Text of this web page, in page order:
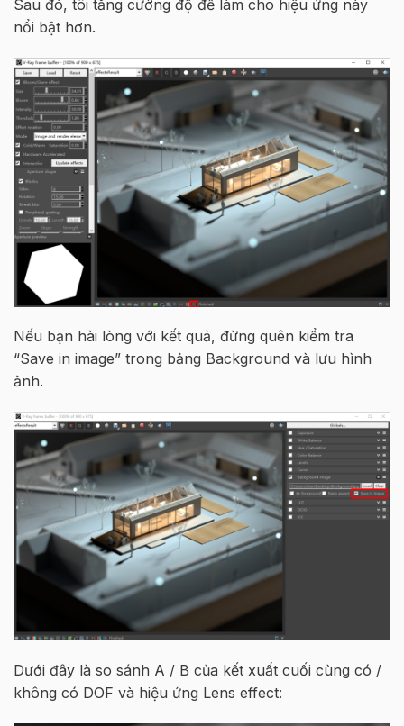
Sau đó, tôi tăng cường độ để làm cho hiệu ứng này
nổi bật hơn.
Nếu bạn hài lòng với kết quả, đừng quên kiểm tra
“Save in image” trong bảng Background và lưu hình
ảnh.
Dưới đây là so sánh A / B của kết xuất cuối cùng có /
không có DOF và hiệu ứng Lens effect: